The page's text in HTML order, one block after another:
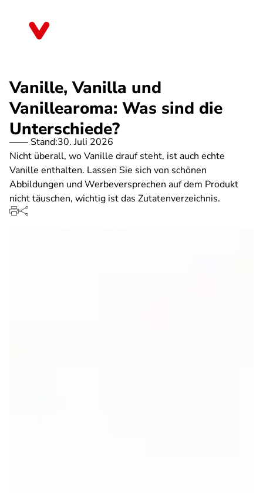
Vanille, Vanilla und
Vanillearoma: Was sind die
Unterschiede?
Stand:30. Juli 2026
Nicht überall, wo Vanille drauf steht, ist auch echte
Vanille enthalten. Lassen Sie sich von schönen
Abbildungen und Werbeversprechen auf dem Produkt
nicht täuschen, wichtig ist das Zutatenverzeichnis.